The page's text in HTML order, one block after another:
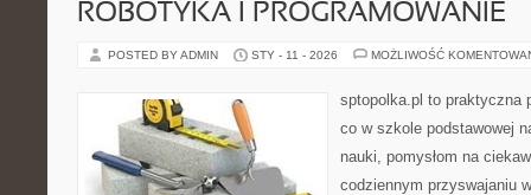
ROBOTYKA I PROGRAMOWANIE
POSTED BY ADMIN STY - 11 - 2026 MOŻLIWOŚĆ
sptopolka.pl to praktyczna
co w szkole podstawowej
nauki, pomysłom na
codziennym przyswajaniu